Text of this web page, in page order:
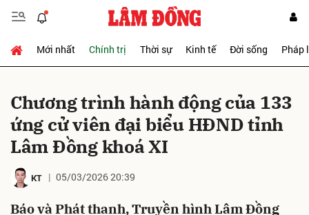
Mới nhất Chính trị Thời sự Kinh tế Đời sống Pháp
Chương trình hành động của 133
ứng cử viên đại biểu HĐND tỉnh
Lâm Đồng khoá XI
KT 05/03/2026 20:39
Báo và Phát thanh, Truyền hình Lâm Đồng
Gửi bình luận
Hủy Gửi